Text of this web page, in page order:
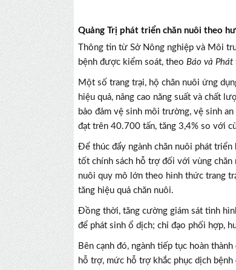
Quảng Trị phát triển chăn nuôi theo
Thông tin từ Sở Nông nghiệp và Môi
bệnh được kiểm soát, theo Báo và Phát
Một số trang trại, hộ chăn nuôi ứng
hiệu quả, nâng cao năng suất và chất
bảo đảm vệ sinh môi trường, vệ sinh
đạt trên 40.700 tấn, tăng 3,4% so với
Để thúc đẩy ngành chăn nuôi phát
tốt chính sách hỗ trợ đối với vùng
nuôi quy mô lớn theo hình thức trang
tăng hiệu quả chăn nuôi.
Đồng thời, tăng cường giám sát tình
để phát sinh ổ dịch; chỉ đạo phối hợp,
Bên cạnh đó, ngành tiếp tục hoàn
hỗ trợ, mức hỗ trợ khắc phục dịch